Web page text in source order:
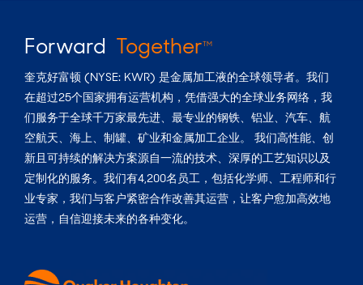
Forward TogetherTM
奎克好富顿 (NYSE: KWR) 是金属加工液的全球领导者。我们
在超过25个国家拥有运营机构，凭借强大的全球业务网络，我
们服务于全球千万家最先进、最专业的钢铁、铝业、汽车、航
空航天、海上、制罐、矿业和金属加工企业。 我们高性能、创
新且可持续的解决方案源自一流的技术、深厚的工艺知识以及
定制化的服务。我们有4,200名员工，包括化学师、工程师和行
业专家，我们与客户紧密合作改善其运营，让客户愈加高效地
运营，自信迎接未来的各种变化。